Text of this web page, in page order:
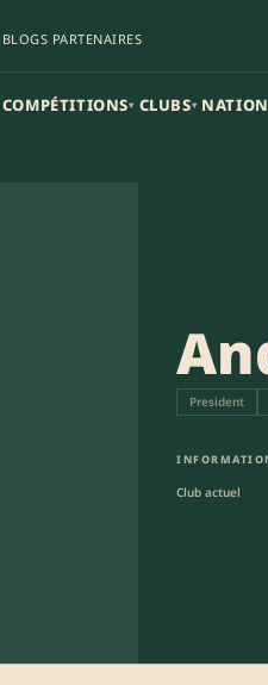
BLOGS PARTENAIRES
COMPÉTITIONS▾ CLUBS▾
President
Club actuel